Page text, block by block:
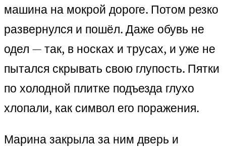
машина на мокрой дороге. Потом резко
развернулся и пошёл. Даже обувь не
одел — так, в носках и трусах, и уже не
пытался скрывать свою глупость. Пятки
по холодной плитке подъезда глухо
хлопали, как символ его поражения.
Марина закрыла за ним дверь и